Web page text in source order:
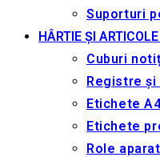
Suporturi
HÂRTIE ȘI
Cuburi
Registre
Etichete
Etichete
Role